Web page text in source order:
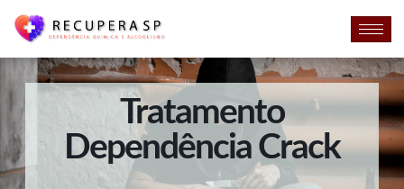
Tratamento
Dependência Crack